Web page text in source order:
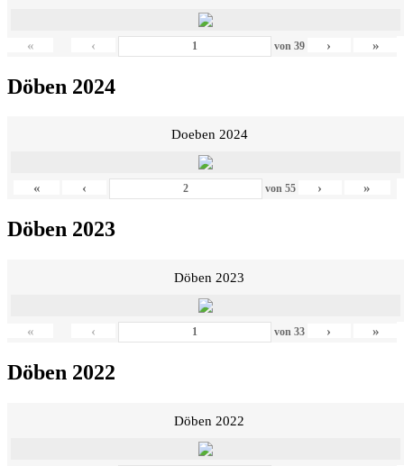
« ‹ von 39 › »
Döben 2024
Doeben 2024
« ‹ von 55 › »
Döben 2023
Döben 2023
« ‹ von 33 › »
Döben 2022
Döben 2022